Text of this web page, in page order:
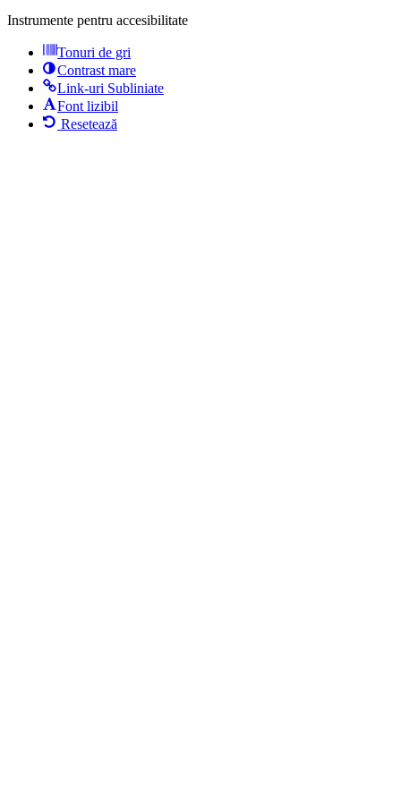
Instrumente pentru accesibilitate
Tonuri de gri
Contrast mare
Link-uri Subliniate
Font lizibil
Resetează